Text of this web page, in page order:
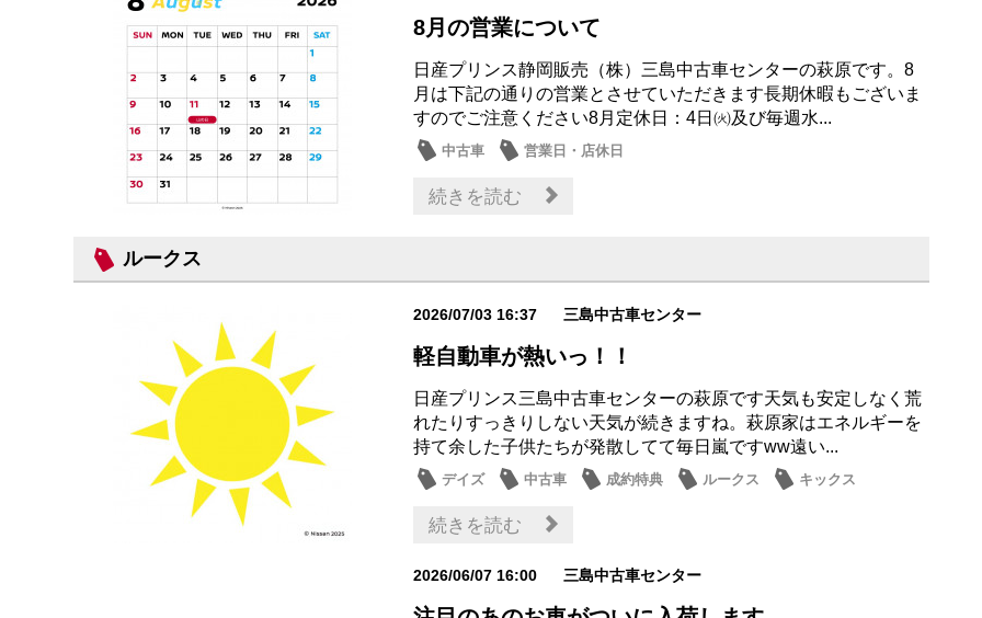
8月の営業について
日産プリンス静岡販売（株）三島中古車センターの萩原です。8
月は下記の通りの営業とさせていただきます長期休暇もございま
すのでご注意ください8月定休日：4日㈫及び毎週水...
中古車 営業日・店休日
続きを読む
ルークス
2026/07/03 16:37 三島中古車センター
軽自動車が熱いっ！！
日産プリンス三島中古車センターの萩原です天気も安定しなく荒
れたりすっきりしない天気が続きますね。萩原家はエネルギーを
持て余した子供たちが発散してて毎日嵐ですww遠い...
デイズ 中古車 成約特典 ルークス キックス
続きを読む
2026/06/07 16:00 三島中古車センター